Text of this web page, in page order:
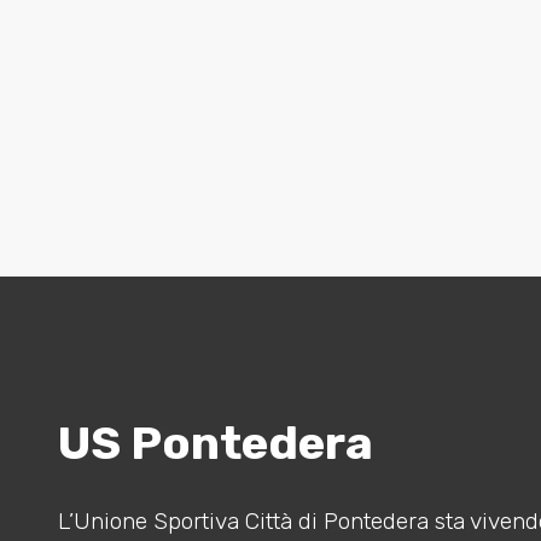
US Pontedera
L’Unione Sportiva Città di Pontedera sta